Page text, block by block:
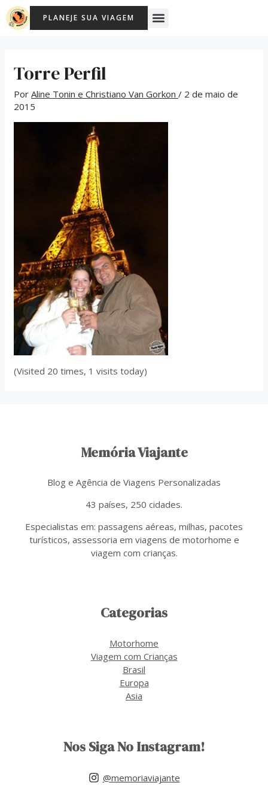
para
PLANEJE SUA VIAGEM Menu
Torre Perfil
PorAline Tonin e Christiano Van Gorkon/ 2 de maio de
2015
(Visited 20 times, 1 visits today)
Memória Viajante
Blog e Agência de Viagens Personalizadas
43 países, 250 cidades.
Especialistas em: passagens aéreas, milhas, pacotes
turísticos, assessoria em viagens de motorhome e
viagem com crianças.
Categorias
Motorhome
Viagem com Crianças
Brasil
Europa
Asia
Nos Siga No Instagram!
@memoriaviajante